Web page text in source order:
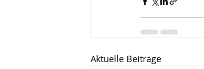
Aktuelle Beiträge